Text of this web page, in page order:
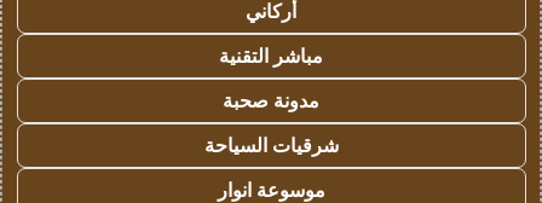
أركاني
مباشر التقنية
مدونة صحبة
شرقيات السياحة
موسوعة انوار